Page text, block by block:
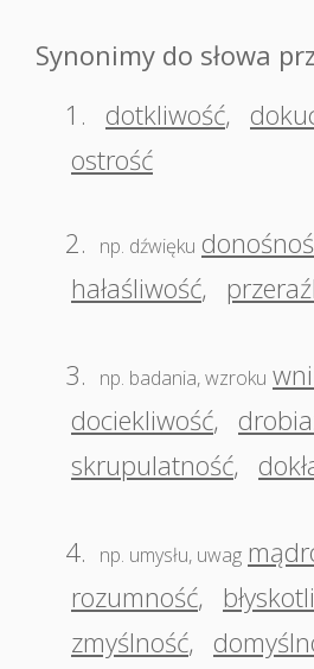
Synonimy do słowa
1.
dotkliwość,
ostrość
2. np. dźwięku
hałaśliwość,
3. np. badania, wzroku
dociekliwość,
skrupulatność,
4. np. umysłu, uwag
rozumność,
zmyślność,